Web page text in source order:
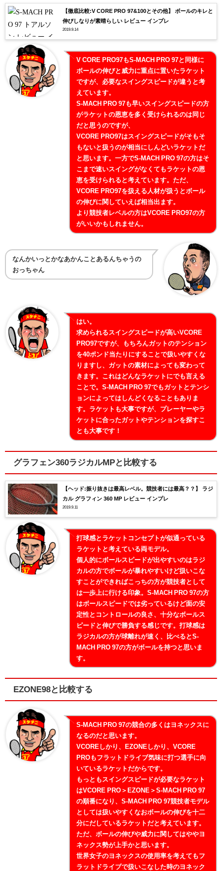
【徹底比較:V CORE PRO 97&100とその他】 ボールのキレと
伸びしなりが素晴らしい レビュー インプレ
2019.9.14
V CORE PRO97もS-MACH PRO 97と同様に
ボールの伸びと威力に重点に置いたラケット
ですが、必要なスイングスピードが違うと考
えています。
S-MACH PRO 97も早いスイングスピードの方
がラケットの恩恵を多く受けられるのは同じ
だと思うのですが、
VCORE PRO97はスイングスピードがそもそ
もないと扱うのが相当にしんどいラケットだ
と思います。一方でS-MACH PRO 97の方はそ
こまで速いスイングがなくてもラケットの恩
恵を受けられると考えています。ただ、
VCORE PRO97を扱える人材が扱うとボール
の伸びに関していえば相当出ます。
より競技者レベルの方はVCORE PRO97の方
がいいかもしれません。
なんかいっとかなあかんことあるんちゃうの
おっちゃん
はい。
求められるスイングスピードが高いVCORE
PRO97ですが、もちろんガットのテンション
を40ポンド当たりにすることで扱いやすくな
りますし、ガットの素材によっても変わって
きます。これはどんなラケットにでも言える
ことで。S-MACH PRO 97でもガットとテンシ
ョンによってはしんどくなることもありま
す。ラケットも大事ですが、プレーヤーやラ
ケットに合ったガットやテンションを探すこ
とも大事です！
グラフェン360ラジカルMPと比較する
【ヘッド:振り抜きは最高レベル。競技者には最高？？】 ラジ
カル グラフィン 360 MP レビュー インプレ
2019.9.11
打球感とラケットコンセプトが似通っている
ラケットと考えている両モデル。
個人的にボールスピードが出やすいのはラジ
カルの方でボールが暴れやすいけど扱いこな
すことができればこっちの方が競技者として
は一歩上に行ける印象。S-MACH PRO 97の方
はボールスピードでは劣っているけど面の安
定性とコントロールの良さ、十分なボールス
ピードと伸びで勝負する感じです。打球感は
ラジカルの方が球離れが速く、比べるとS-
MACH PRO 97の方がボールを持つと思いま
す。
EZONE98と比較する
S-MACH PRO 97の競合の多くはヨネックスに
なるのだと思います。
VCOREしかり、EZONEしかり、VCORE
PROもフラットドライブ気味に打つ選手に向
いているラケットだからです。
もっともスイングスピードが必要なラケット
はVCORE PRO＞EZONE＞S-MACH PRO 97
の順番になり、S-MACH PRO 97競技者モデル
としては扱いやすくなおボールの伸びを十二
分にだしているラケットだと考えています。
ただ、ボールの伸びや威力に関してはややヨ
ネックス勢が上手かと思います。
世界女子のヨネックスの使用率を考えてもフ
ラットドライブで扱いこなした時のヨネック